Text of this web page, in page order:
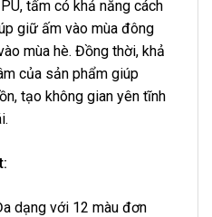
tấm có khả năng cách
giữ ấm vào mùa đông
mùa hè. Đồng thời, khả
của sản phẩm giúp
tạo không gian yên tĩnh
dạng với 12 màu đơn